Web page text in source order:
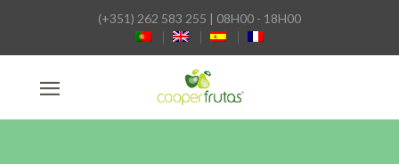
(+351) 262 583 255 | 08H00 - 18H00